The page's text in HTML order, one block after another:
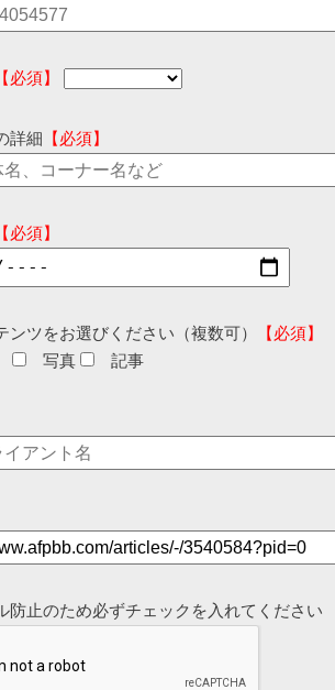
【必須】
詳細 【必須】
【必須】
ンツをお選びください（複数可）
【必須】
写真 記事
防止のため必ずチェックを入れてください